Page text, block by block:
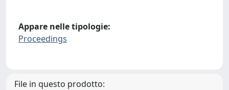
Appare nelle tipologie:
Proceedings
File in questo prodotto: